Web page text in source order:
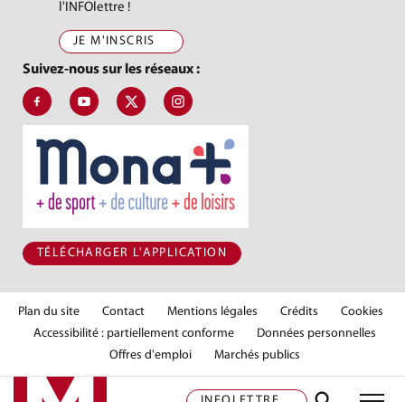
l'INFOlettre !
JE M'INSCRIS
Suivez-nous sur les réseaux :
Suivez-nous sur Facebook, J'aime le Pays de Montbéliard
Suivez-nous sur Youtube, Pays de Montbéliard
Suivez-nous sur X, Pays de Montbéliard
Suivez-nous sur Instagram, Pays de
TÉLÉCHARGER L'APPLICATION
Plan du site Contact Mentions légales Crédits
Cookies
Accessibilité : partiellement conforme
Données personnelles
Offres d'emploi
Marchés publics